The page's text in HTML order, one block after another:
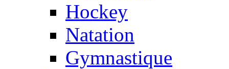
Hockey
Natation
Gymnastique